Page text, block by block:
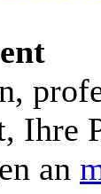
Ihre
an